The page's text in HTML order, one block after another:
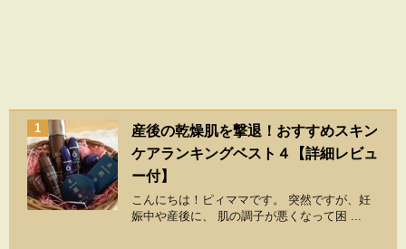
1
産後の乾燥肌を撃退！おすすめスキン
ケアランキングベスト４【詳細レビュ
ー付】
こんにちは！ピィママです。 突然ですが、妊
娠中や産後に、 肌の調子が悪くなって困 ...